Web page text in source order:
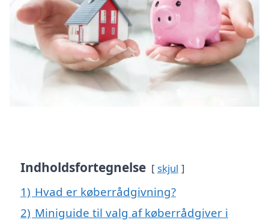
Indholdsfortegnelse skjul
1) Hvad er køberrådgivning?
2) Miniguide til valg af køberrådgiver i